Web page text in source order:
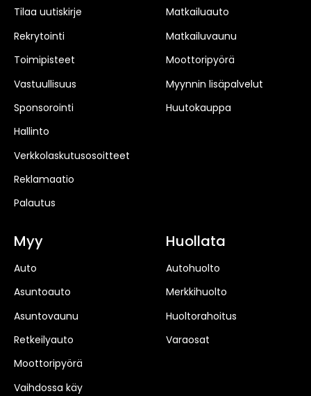
Tilaa uutiskirje
Rekrytointi
Toimipisteet
Vastuullisuus
Sponsorointi
Hallinto
Verkkolaskutusosoitteet
Reklamaatio
Palautus
Matkailuauto
Matkailuvaunu
Moottoripyörä
Myynnin lisäpalvelut
Huutokauppa
Myy
Auto
Asuntoauto
Asuntovaunu
Retkeilyauto
Moottoripyörä
Vaihdossa käy
Huollata
Autohuolto
Merkkihuolto
Huoltorahoitus
Varaosat